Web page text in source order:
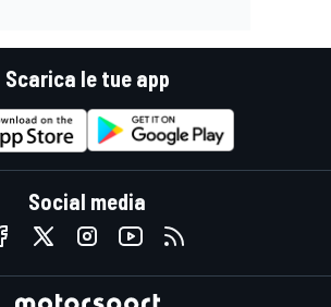
Scarica le tue app
Social media